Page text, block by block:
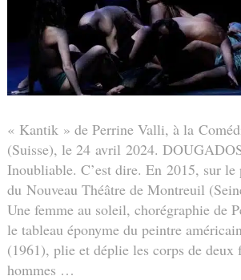
« Kantik » de Perrine Valli, à la
(Suisse), le 24 avril 2024.
Inoubliable. C’est dire. En 2015, sur le
du Nouveau Théâtre de Montreuil
Une femme au soleil, chorégraphie de
le tableau éponyme du peintre
(1961), plie et déplie les corps de deux
hommes …